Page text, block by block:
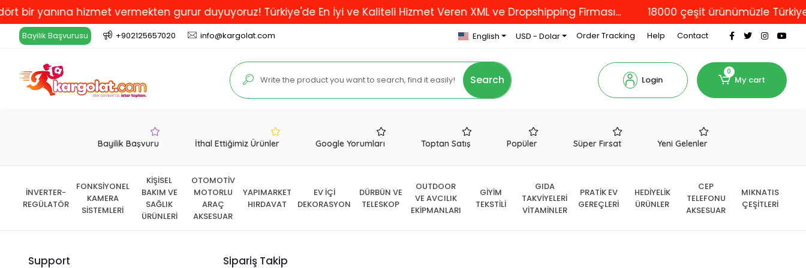
yanına hizmet vermekten gurur duyuyoruz! Türkiye'de En İyi ve Kaliteli Hizmet Veren XML ve Dropshipping Firması... 18000 çeşit ürünümüzle
Bayilik Başvurusu +902125657020 info@kargolat.com English USD - Dolar Order Tracking Help Contact
Search Login
0
My cart
Bayilik Başvuru İthal Ettiğimiz Ürünler Google Yorumları Toptan Satış Popüler Süper Fırsat Yeni Gelenler
İNVERTER-
REGÜLATÖR
FONKSİYONEL
KAMERA
SİSTEMLERİ
KİŞİSEL
BAKIM VE
SAĞLIK
ÜRÜNLERİ
OTOMOTİV
MOTORLU
ARAÇ
AKSESUAR
YAPIMARKET
HIRDAVAT
EV İÇİ
DEKORASYON
DÜRBÜN VE
TELESKOP
OUTDOOR
VE AVCILIK
EKİPMANLARI
GİYİM
TEKSTİLİ
GIDA
TAKVİYELERİ
VİTAMİNLER
PRATİK EV
GEREÇLERİ
HEDİYELİK
ÜRÜNLER
CEP
TELEFONU
AKSESUAR
MIKNATIS
ÇEŞİTLERİ
Support Sipariş Takip